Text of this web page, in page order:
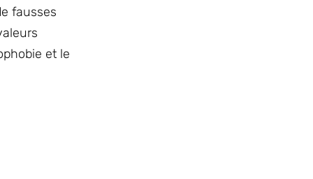
fausses
et le